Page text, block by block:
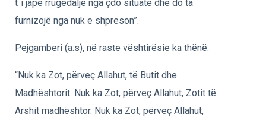
t`i japë rrugëdalje nga çdo situatë dhe do ta
furnizojë nga nuk e shpreson”.
Pejgamberi (a.s), në raste vështirësie ka thënë:
“Nuk ka Zot, përveç Allahut, të Butit dhe
Madhështorit. Nuk ka Zot, përveç Allahut, Zotit të
Arshit madhështor. Nuk ka Zot, përveç Allahut,